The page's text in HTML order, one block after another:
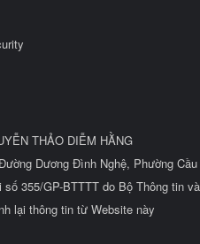
THẢO DIỄM HẰNG
Dương Đình Nghệ, Phường
355/GP-BTTTT do Bộ Thông tin
lại thông tin từ Website này